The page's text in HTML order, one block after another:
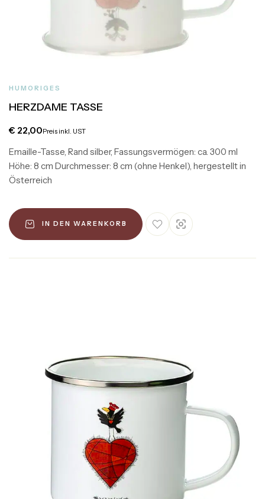
HUMORIGES
HERZDAME TASSE
€ 22,00Preis inkl. UST
Emaille-Tasse, Rand silber, Fassungsvermögen: ca. 300 ml
Höhe: 8 cm Durchmesser: 8 cm (ohne Henkel), hergestellt in
Österreich
IN DEN WARENKORB